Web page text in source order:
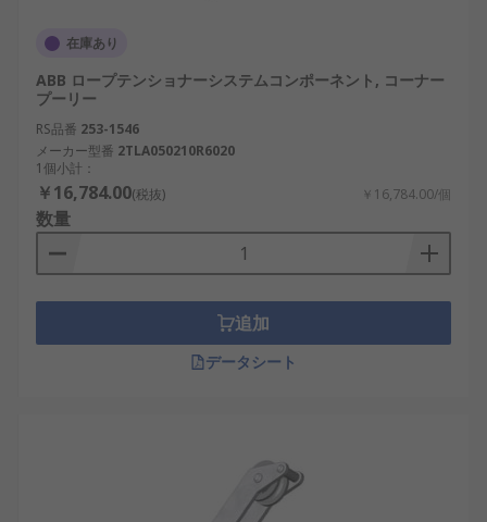
在庫あり
ABB ロープテンショナーシステムコンポーネント, コーナー
プーリー
RS品番 253-1546
メーカー型番 2TLA050210R6020
1個小計：
￥16,784.00(税抜) ￥16,784.00/個
数量
追加
データシート